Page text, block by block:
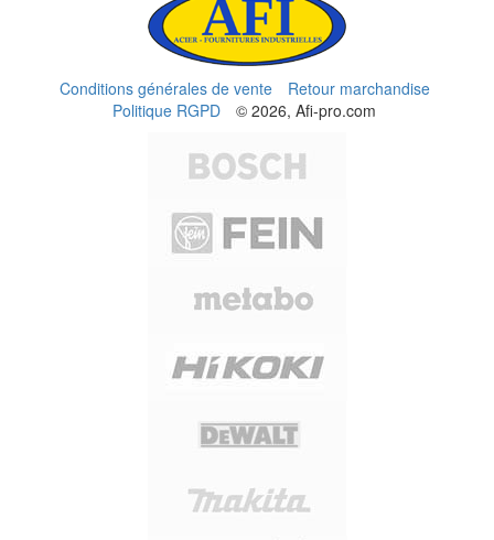
Conditions générales de vente
Retour marchandise
Politique RGPD
© 2026, Afi-pro.com